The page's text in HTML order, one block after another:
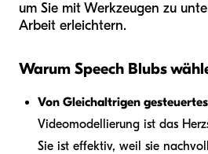
um Sie mit Werkzeugen zu
Arbeit erleichtern.
Warum Speech Blubs
Von Gleichaltrigen
Videomodellierung ist das
Sie ist effektiv, weil sie